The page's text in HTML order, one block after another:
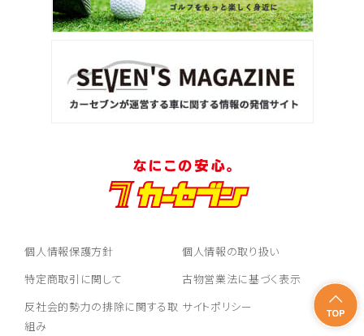
個人情報保護方針
個人情報の取り扱い
特定商取引に関して
古物営業法に基づく表示
反社会的勢力の排除に関する取
組み
サイトポリシー